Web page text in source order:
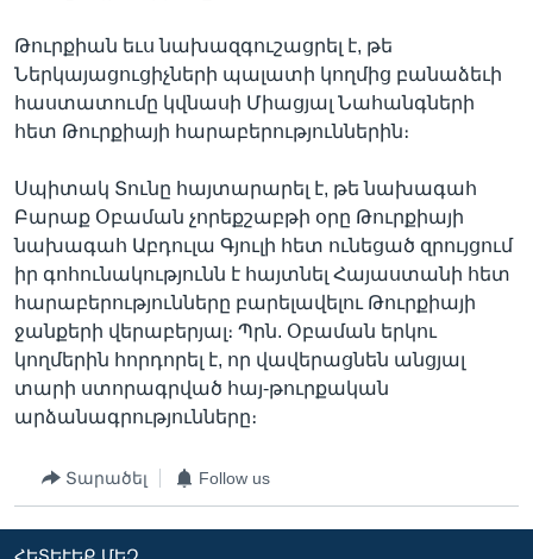
Թուրքիան եւս նախազգուշացրել է, թե
Ներկայացուցիչների պալատի կողմից բանաձեւի
հաստատումը կվնասի Միացյալ Նահանգների
հետ Թուրքիայի հարաբերություններին։
Սպիտակ Տունը հայտարարել է, թե նախագահ
Բարաք Օբաման չորեքշաբթի օրը Թուրքիայի
նախագահ Աբդուլա Գյուլի հետ ունեցած զրույցում
իր գոհունակությունն է հայտնել Հայաստանի հետ
հարաբերությունները բարելավելու Թուրքիայի
ջանքերի վերաբերյալ։ Պրն. Օբաման երկու
կողմերին հորդորել է, որ վավերացնեն անցյալ
տարի ստորագրված հայ-թուրքական
արձանագրությունները։
Տարածել Follow us